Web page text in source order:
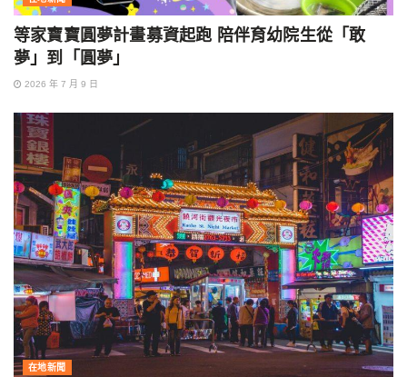
等家寶寶圓夢計畫募資起跑 陪伴育幼院生從「敢
夢」到「圓夢」
2026 年 7 月 9 日
在地新聞